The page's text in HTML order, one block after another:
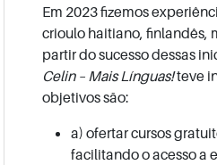
Em 2023 fizemos
crioulo haitiano, finlandês,
partir do sucesso dessas
Celin – Mais Línguas!teve
objetivos são:
a) ofertar cursos
facilitando o acesso a